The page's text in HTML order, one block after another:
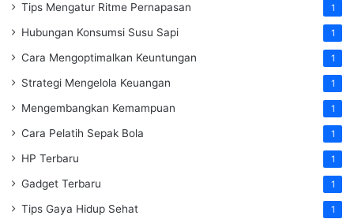
Tips Mengatur Ritme Pernapasan 1
Hubungan Konsumsi Susu Sapi 1
Cara Mengoptimalkan Keuntungan 1
Strategi Mengelola Keuangan 1
Mengembangkan Kemampuan 1
Cara Pelatih Sepak Bola 1
HP Terbaru 1
Gadget Terbaru 1
Tips Gaya Hidup Sehat 1